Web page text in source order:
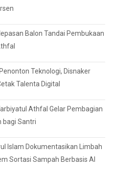
Balon Tandai Pembukaan
Teknologi, Disnaker
Talenta Digital
Athfal Gelar Pembagian
bagi Santri
Islam Dokumentasikan Limbah
Sortasi Sampah Berbasis AI